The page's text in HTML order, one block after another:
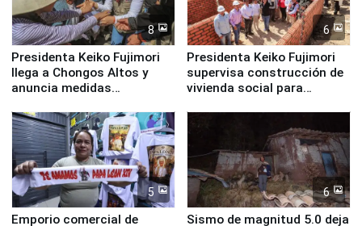
8
Presidenta Keiko Fujimori
llega a Chongos Altos y
anuncia medidas
educación, salud y empleo
6
Presidenta Keiko Fujimori
supervisa construcción de
vivienda social para
5
Emporio comercial de
6
Sismo de magnitud 5.0 deja